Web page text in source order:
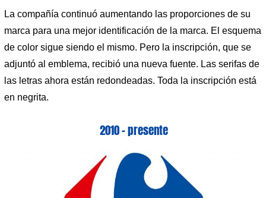
La compañía continuó aumentando las proporciones de su
marca para una mejor identificación de la marca. El esquema
de color sigue siendo el mismo. Pero la inscripción, que se
adjuntó al emblema, recibió una nueva fuente. Las serifas de
las letras ahora están redondeadas. Toda la inscripción está
en negrita.
2010 – presente